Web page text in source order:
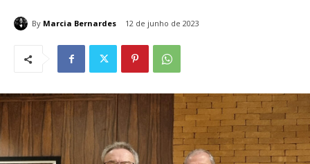
By Marcia Bernardes 12 de junho de 2023